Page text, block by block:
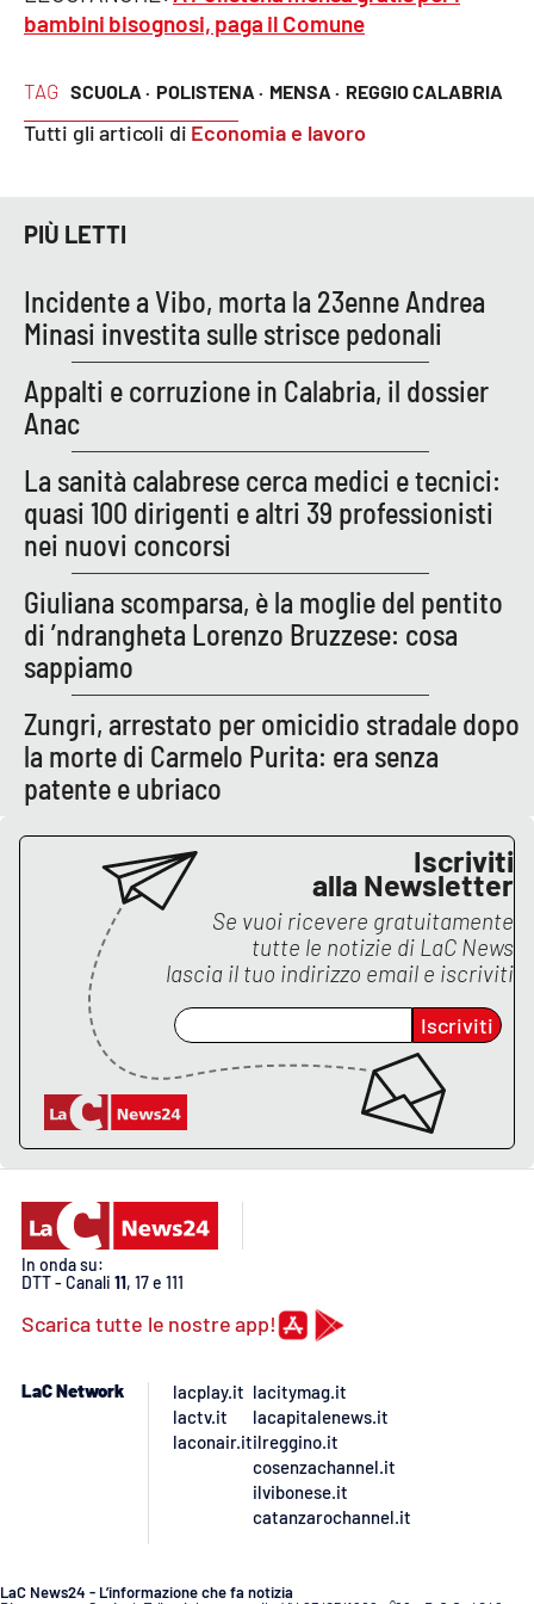
SPECIALI
Food
Storie
LAC
NETWORK
Lacplay.it
Lactv.it
Laconair.it
Lacitymag.it
Lacapitalenews.it
Ilreggino.it
Cosenzachannel.it
Ilvibonese.it
Catanzarochannel.it
APP
Android
Apple
TAG SCUOLA · POLISTENA · MENSA · REGGIO CALABRIA
Tutti gli articoli di Economia e lavoro
bambini bisognosi, paga il Comune
PIÙ LETTI
Incidente a Vibo, morta la 23enne Andrea
Minasi investita sulle strisce pedonali
Appalti e corruzione in Calabria, il dossier
Anac
La sanità calabrese cerca medici e tecnici:
quasi 100 dirigenti e altri 39 professionisti
nei nuovi concorsi
Giuliana scomparsa, è la moglie del pentito
di ’ndrangheta Lorenzo Bruzzese: cosa
sappiamo
Zungri, arrestato per omicidio stradale dopo
la morte di Carmelo Purita: era senza
patente e ubriaco
Iscriviti
alla Newsletter
Se vuoi ricevere gratuitamente
tutte le notizie di LaC News
lascia il tuo indirizzo email e iscriviti
Iscriviti
In onda su:
DTT - Canali 11, 17 e 111
Scarica tutte le nostre app!
LaC Network
lacplay.it
lactv.it
laconair.it
lacitymag.it
lacapitalenews.it
ilreggino.it
cosenzachannel.it
ilvibonese.it
catanzarochannel.it
LaC News24 - L’informazione che fa notizia